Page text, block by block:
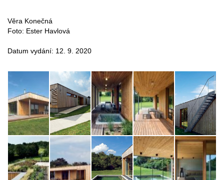
Věra Konečná
Foto: Ester Havlová
Datum vydání: 12. 9. 2020